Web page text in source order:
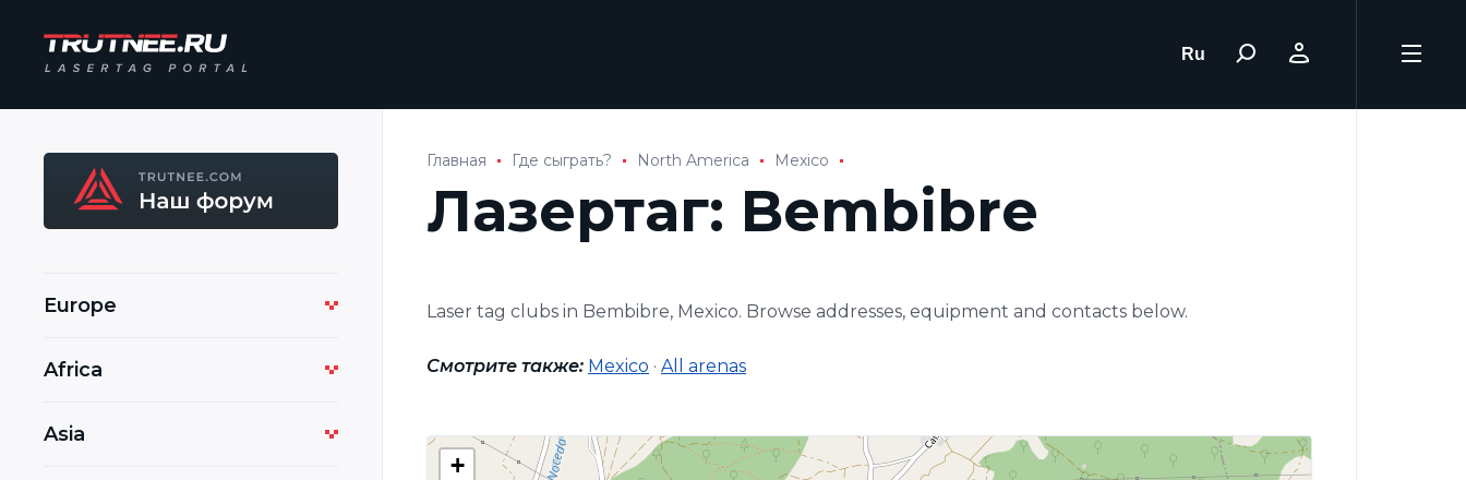
Ru
Europe
Africa
Asia
Главная Где сыграть? North America Mexico
Лазертаг: Bembibre
Laser tag clubs in Bembibre, Mexico. Browse addresses, equipment and contacts below.
Смотрите также: Mexico · All arenas
+